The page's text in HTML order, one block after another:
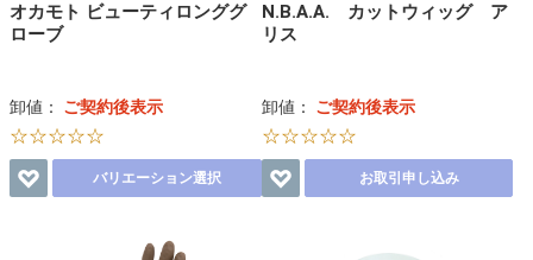
オカモト ビューティロンググ
ローブ
卸値： ご契約後表示
☆☆☆☆☆
バリエーション選択
N.B.A.A. カットウィッグ ア
リス
卸値： ご契約後表示
☆☆☆☆☆
お取引申し込み